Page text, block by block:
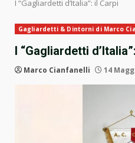
I “Gagliardetti d’Italia”: il Carpi
Gagliardetti & Dintorni di Marco
I “Gagliardetti
Marco Cianfanelli 14